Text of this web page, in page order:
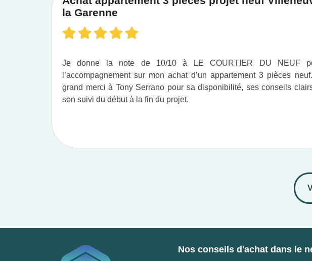
la Garenne
Je donne la note de 10/10 à LE COURTIER DU NEUF
l’accompagnement sur mon achat d’un appartement 3 pièces neuf.​
grand merci à Tony Serrano pour sa disponibilité, ses conseils
son suivi du début à la fin du projet.​
Nos conseils d'achat dans le